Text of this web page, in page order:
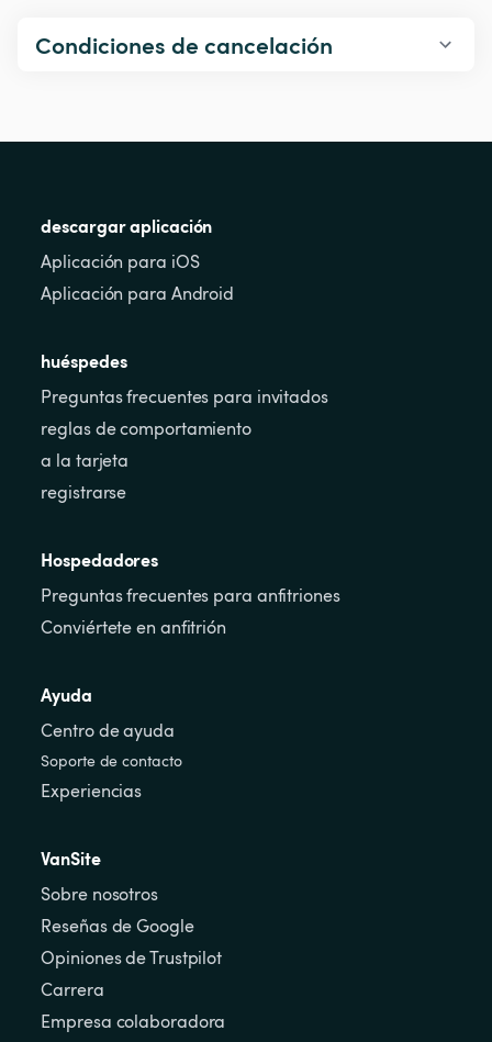
Condiciones de cancelación
descargar aplicación
Aplicación para iOS
Aplicación para Android
huéspedes
Preguntas frecuentes para invitados
reglas de comportamiento
a la tarjeta
registrarse
Hospedadores
Preguntas frecuentes para anfitriones
Conviértete en anfitrión
Ayuda
Centro de ayuda
Soporte de contacto
Experiencias
VanSite
Sobre nosotros
Reseñas de Google
Opiniones de Trustpilot
Carrera
Empresa colaboradora